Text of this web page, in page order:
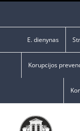
E. dienynas
Korupcijos